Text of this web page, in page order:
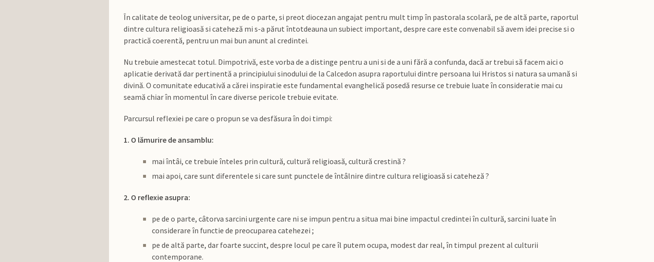
În calitate de teolog universitar, pe de o parte, si preot diocezan angajat pentru mult timp în pastorala scolară, pe de altă parte, raportul
dintre cultura religioasă si cateheză mi s-a părut întotdeauna un subiect important, despre care este convenabil să avem idei precise si o
practică coerentă, pentru un mai bun anunt al credintei.
Nu trebuie amestecat totul. Dimpotrivă, este vorba de a distinge pentru a uni si de a uni fără a confunda, dacă ar trebui să facem aici o
aplicatie derivată dar pertinentă a principiului sinodului de la Calcedon asupra raportului dintre persoana lui Hristos si natura sa umană si
divină. O comunitate educativă a cărei inspiratie este fundamental evanghelică posedă resurse ce trebuie luate în consideratie mai cu
seamă chiar în momentul în care diverse pericole trebuie evitate.
Parcursul reflexiei pe care o propun se va desfăsura în doi timpi:
1. O lămurire de ansamblu:
mai întâi, ce trebuie înteles prin cultură, cultură religioasă, cultură crestină ?
mai apoi, care sunt diferentele si care sunt punctele de întâlnire dintre cultura religioasă si cateheză ?
2. O reflexie asupra:
pe de o parte, câtorva sarcini urgente care ni se impun pentru a situa mai bine impactul credintei în cultură, sarcini luate în
considerare în functie de preocuparea catehezei ;
pe de altă parte, dar foarte succint, despre locul pe care îl putem ocupa, modest dar real, în timpul prezent al culturii
contemporane.